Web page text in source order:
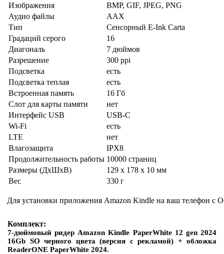
Изображения
BMP, GIF, JPEG, PNG
Аудио файлы
AAX
Тип
Сенсорный E-Ink Carta
Градаций серого
16
Диагональ
7 дюймов
Разрешение
300 ppi
Подсветка
есть
Подсветка теплая
есть
Встроенная память
16 Гб
Слот для карты памяти
нет
Интерфейс USB
USB-C
Wi-Fi
есть
LTE
нет
Влагозащита
IPX8
Продолжительность работы 10000 страниц
Размеры (ДхШхВ)
129 x 178 x 10 мм
Вес
330 г
Для установки приложения Amazon Kindle на ваш телефон с
Комплект:
7-дюймовый ридер Amazon Kindle PaperWhite 12 gen 2024
16Gb SO черного цвета (версия с рекламой) + обложка
ReaderONE PaperWhite 2024.